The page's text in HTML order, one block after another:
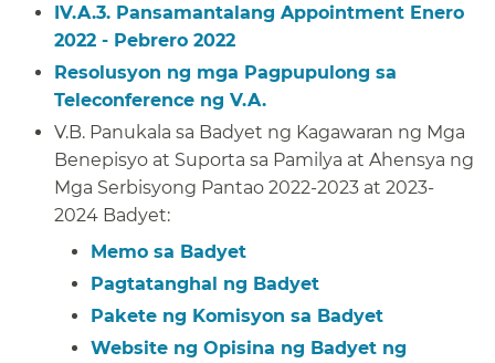
IV.A.3. Pansamantalang Appointment Enero
2022 - Pebrero 2022​​
Resolusyon ng mga Pagpupulong sa
Teleconference ng V.A.​​
V.B. Panukala sa Badyet ng Kagawaran ng Mga
Benepisyo at Suporta sa Pamilya at Ahensya ng
Mga Serbisyong Pantao 2022-2023 at 2023-
2024 Badyet:​​
Memo sa Badyet​​
Pagtatanghal ng Badyet​​
Pakete ng Komisyon sa Badyet​​
Website ng Opisina ng Badyet ng